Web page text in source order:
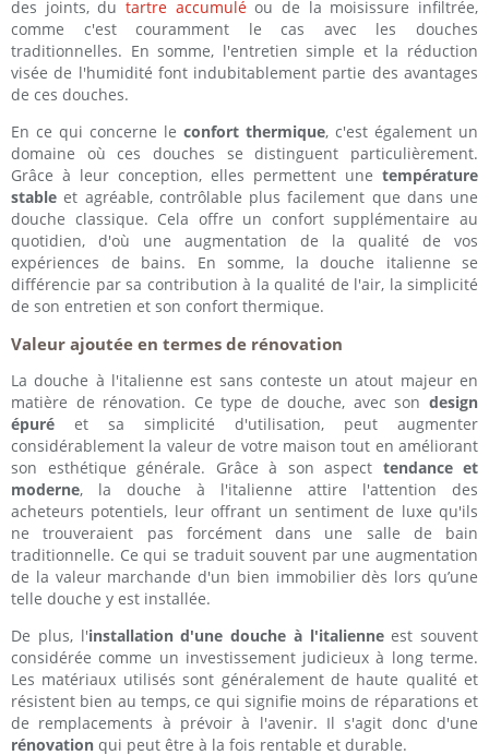
des joints, du tartre accumuléou de la moisissure infiltrée,
comme c'est couramment le cas avec les douches
traditionnelles. En somme, l'entretien simple et la réduction
visée de l'humidité font indubitablement partie des avantages
de ces douches.
En ce qui concerne le confort thermique, c'est également un
domaine où ces douches se distinguent particulièrement.
Grâce à leur conception, elles permettent une température
stable et agréable, contrôlable plus facilement que dans une
douche classique. Cela offre un confort supplémentaire au
quotidien, d'où une augmentation de la qualité de vos
expériences de bains. En somme, la douche italienne se
différencie par sa contribution à la qualité de l'air, la simplicité
de son entretien et son confort thermique.
Valeur ajoutée en termes de rénovation
La douche à l'italienne est sans conteste un atout majeur en
matière de rénovation. Ce type de douche, avec son design
épuré et sa simplicité d'utilisation, peut augmenter
considérablement la valeur de votre maison tout en améliorant
son esthétique générale. Grâce à son aspect tendance et
moderne, la douche à l'italienne attire l'attention des
acheteurs potentiels, leur offrant un sentiment de luxe qu'ils
ne trouveraient pas forcément dans une salle de bain
traditionnelle. Ce qui se traduit souvent par une augmentation
de la valeur marchande d'un bien immobilier dès lors qu’une
telle douche y est installée.
De plus, l'installation d'une douche à l'italienneest souvent
considérée comme un investissement judicieux à long terme.
Les matériaux utilisés sont généralement de haute qualité et
résistent bien au temps, ce qui signifie moins de réparations et
de remplacements à prévoir à l'avenir. Il s'agit donc d'une
rénovation qui peut être à la fois rentable et durable.